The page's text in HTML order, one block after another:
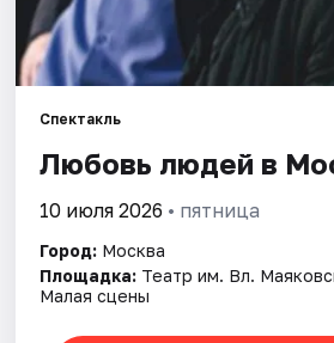
Артисты
Спектакль
Любовь людей в
10 июля 2026 • пятница
Город: Москва
Площадка: Театр им. Вл.
Малая сцены